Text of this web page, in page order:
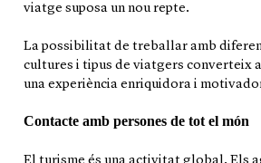
viatge suposa un nou repte.
La possibilitat de treballar amb
cultures i tipus de viatgers converteix
una experiència enriquidora i
Contacte amb persones de tot el món